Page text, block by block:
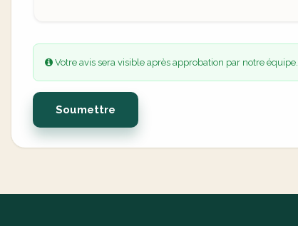
Votre avis sera visible après approbation par notre équipe.
Soumettre